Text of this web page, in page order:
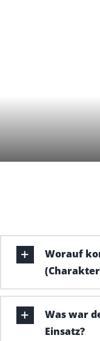
Worauf
Was war
Einsatz?